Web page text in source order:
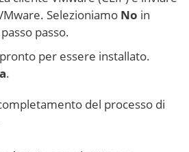
Selezioniamo No in
passo.
per essere installato.
.
del processo di